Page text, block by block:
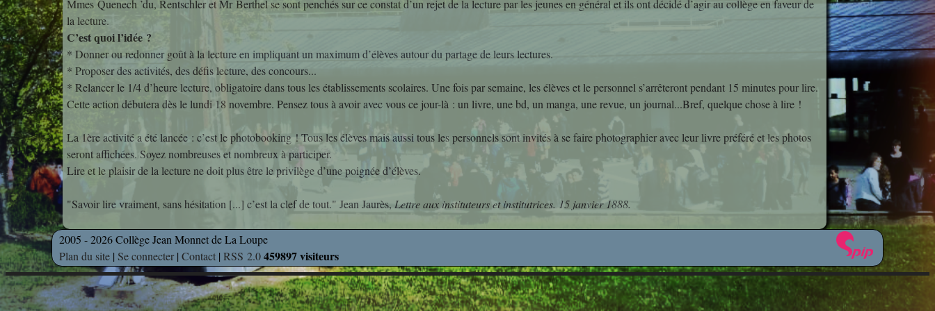
Découverte des Métiers
Mathématiques
Projets Interdisciplinaires
SVT
What's up in room 50 ?
Mmes Quenech ’du, Rentschler et Mr Berthel se sont penchés sur ce constat d’un rejet de la lecture par les jeunes en général et ils ont décidé d’agir au collège en faveur de
la lecture.
C’est quoi l’idée ?
* Donner ou redonner goût à la lecture en impliquant un maximum d’élèves autour du partage de leurs lectures.
* Proposer des activités, des défis lecture, des concours...
* Relancer le 1/4 d’heure lecture, obligatoire dans tous les établissements scolaires. Une fois par semaine, les élèves et le personnel s’arrêteront pendant 15 minutes pour lire.
Cette action débutera dès le lundi 18 novembre. Pensez tous à avoir avec vous ce jour-là : un livre, une bd, un manga, une revue, un journal...Bref, quelque chose à lire !
La 1ère activité a été lancée : c’est le photobooking ! Tous les élèves mais aussi tous les personnels sont invités à se faire photographier avec leur livre préféré et les photos
seront affichées. Soyez nombreuses et nombreux à participer.
Lire et le plaisir de la lecture ne doit plus être le privilège d’une poignée d’élèves.
"Savoir lire vraiment, sans hésitation [...] c’est la clef de tout." Jean Jaurès, Lettre aux instituteurs et institutrices. 15 janvier 1888.
2005 - 2026 Collège Jean Monnet de La Loupe
Plan du site |Se connecter|Contact |RSS 2.0 459897 visiteurs